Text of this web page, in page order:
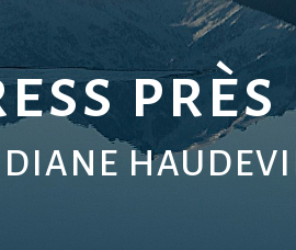
près
DIANE